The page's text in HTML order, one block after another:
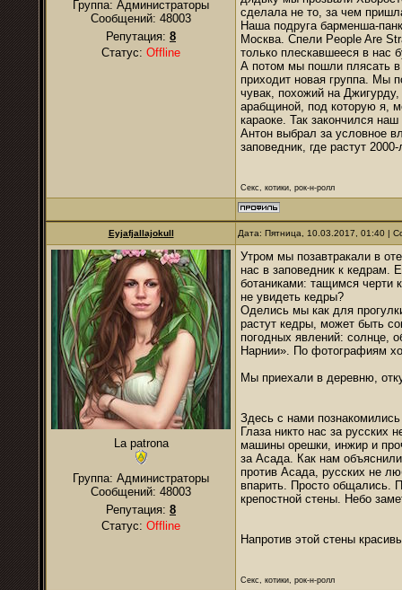
Группа: Администраторы
Сообщений: 48003
Репутация: 8
Статус: Offline
сделала не то, за чем
Наша подруга барменша-
Москва. Спели People Are
только плескавшееся в нас
А потом мы пошли плясать
приходит новая группа. Мы
чувак, похожий на
арабщиной, под которую я,
караоке. Так закончился
Антон выбрал за условное
заповедник, где растут
Секс, котики, рок-н-ролл
Eyjafjallajokull Дата: Пятница, 10.03.2017, 01:40 |
La patrona
Группа: Администраторы
Сообщений: 48003
Репутация: 8
Статус: Offline
Утром мы позавтракали в
нас в заповедник к кедрам.
ботаниками: тащимся черти
не увидеть кедры?
Оделись мы как для
растут кедры, может быть
погодных явлений: солнце,
Нарнии». По фотографиям
Мы приехали в деревню,
Здесь с нами
Глаза никто нас за
машины орешки, инжир и
за Асада. Как нам
против Асада, русских не
впарить. Просто общались.
крепостной стены. Небо
Напротив этой стены
Секс, котики, рок-н-ролл